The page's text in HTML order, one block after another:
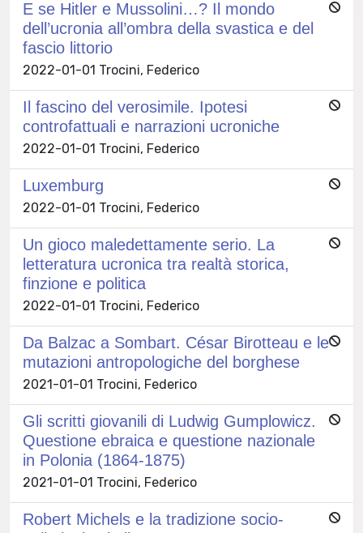
E se Hitler e Mussolini…? Il mondo
dell’ucronia all’ombra della svastica e del
fascio littorio
2022-01-01 Trocini, Federico
Il fascino del verosimile. Ipotesi
controfattuali e narrazioni ucroniche
2022-01-01 Trocini, Federico
Luxemburg
2022-01-01 Trocini, Federico
Un gioco maledettamente serio. La
letteratura ucronica tra realtà storica,
finzione e politica
2022-01-01 Trocini, Federico
Da Balzac a Sombart. César Birotteau e le
mutazioni antropologiche del borghese
2021-01-01 Trocini, Federico
Gli scritti giovanili di Ludwig Gumplowicz.
Questione ebraica e questione nazionale
in Polonia (1864-1875)
2021-01-01 Trocini, Federico
Robert Michels e la tradizione socio-